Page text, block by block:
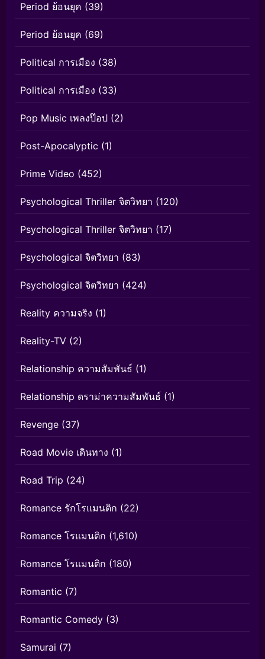
Period ย้อนยุค (39)
Period ย้อนยุค (69)
Political การเมือง (38)
Political การเมือง (33)
Pop Music เพลงป๊อป (2)
Post-Apocalyptic (1)
Prime Video (452)
Psychological Thriller จิตวิทยา (120)
Psychological Thriller จิตวิทยา (17)
Psychological จิตวิทยา (83)
Psychological จิตวิทยา (424)
Reality ความจริง (1)
Reality-TV (2)
Relationship ความสัมพันธ์ (1)
Relationship ดราม่าความสัมพันธ์ (1)
Revenge (37)
Road Movie เดินทาง (1)
Road Trip (24)
Romance รักโรแมนติก (22)
Romance โรแมนติก (1,610)
Romance โรแมนติก (180)
Romantic (7)
Romantic Comedy (3)
Samurai (7)